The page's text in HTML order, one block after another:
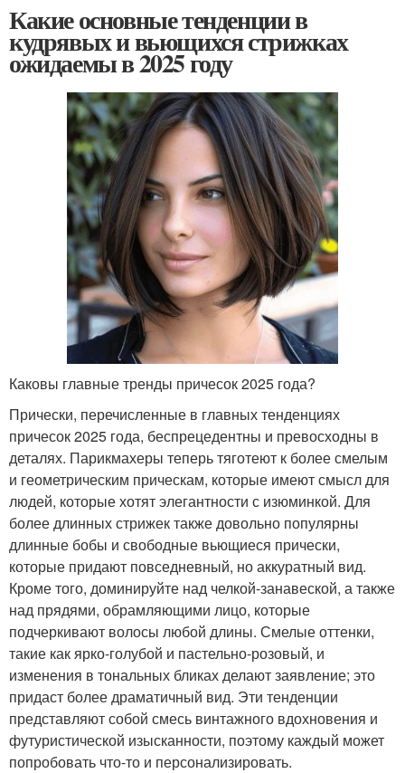
Какие основные тенденции в
кудрявых и вьющихся стрижках
ожидаемы в 2025 году
Каковы главные тренды причесок 2025 года?
Прически, перечисленные в главных тенденциях
причесок 2025 года, беспрецедентны и превосходны в
деталях. Парикмахеры теперь тяготеют к более смелым
и геометрическим прическам, которые имеют смысл для
людей, которые хотят элегантности с изюминкой. Для
более длинных стрижек также довольно популярны
длинные бобы и свободные вьющиеся прически,
которые придают повседневный, но аккуратный вид.
Кроме того, доминируйте над челкой-занавеской, а также
над прядями, обрамляющими лицо, которые
подчеркивают волосы любой длины. Смелые оттенки,
такие как ярко-голубой и пастельно-розовый, и
изменения в тональных бликах делают заявление; это
придаст более драматичный вид. Эти тенденции
представляют собой смесь винтажного вдохновения и
футуристической изысканности, поэтому каждый может
попробовать что-то и персонализировать.